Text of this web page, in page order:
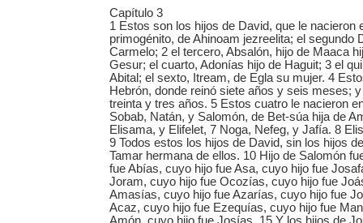
Capítulo 3
1 Estos son los hijos de David, que le nacieron
primogénito, de Ahinoam jezreelita; el segundo
Carmelo; 2 el tercero, Absalón, hijo de Maaca
Gesur; el cuarto, Adonías hijo de Haguit; 3 el
Abital; el sexto, Itream, de Egla su mujer. 4
Hebrón, donde reinó siete años y seis meses;
treinta y tres años. 5 Estos cuatro le nacieron
Sobab, Natán, y Salomón, de Bet-súa hija de
Elisama, y Elifelet, 7 Noga, Nefeg, y Jafía. 8
9 Todos estos los hijos de David, sin los hijos
Tamar hermana de ellos. 10 Hijo de Salomón
fue Abías, cuyo hijo fue Asa, cuyo hijo fue
Joram, cuyo hijo fue Ocozías, cuyo hijo fue
Amasías, cuyo hijo fue Azarías, cuyo hijo fue
Acaz, cuyo hijo fue Ezequías, cuyo hijo fue